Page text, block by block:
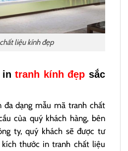
liệu kính đẹp
intranh kính đẹp sắc
đa dạng mẫu mã tranh chất
của quý khách hàng, bên
ty, quý khách sẽ được tư
thước in tranh chất liệu